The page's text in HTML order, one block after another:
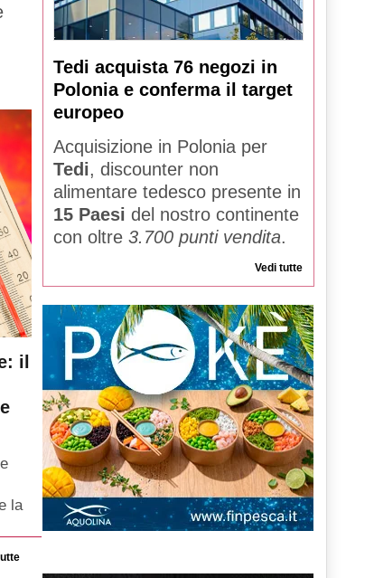
il
la
Tedi acquista 76 negozi in
Polonia e conferma il target
europeo
Acquisizione in Polonia per
Tedi, discounter non
alimentare tedesco presente in
15 Paesi del nostro continente
con oltre 3.700 punti vendita.
Vedi tutte